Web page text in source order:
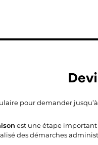
pour demander
est une étape important
des démarches